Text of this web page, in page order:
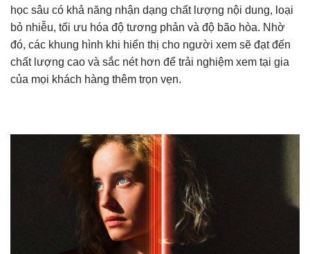
học sâu có khả năng nhận dạng chất lượng nội dung, loại
bỏ nhiễu, tối ưu hóa độ tương phản và độ bão hòa. Nhờ
đó, các khung hình khi hiển thị cho người xem sẽ đạt đến
chất lượng cao và sắc nét hơn để trải nghiệm xem tại gia
của mọi khách hàng thêm trọn vẹn.